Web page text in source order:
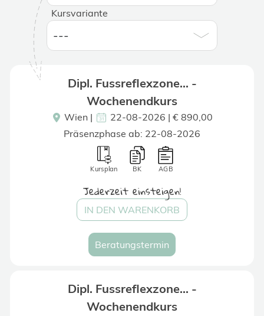
Kursvariante
Dipl. Fussreflexzone... -
Wochenendkurs
Wien |
22-08-2026 | € 890,00
Präsenzphase ab: 22-08-2026
Kursplan BK AGB
IN DEN WARENKORB
Jederzeit einsteigen!
Beratungstermin
Dipl. Fussreflexzone... -
Wochenendkurs